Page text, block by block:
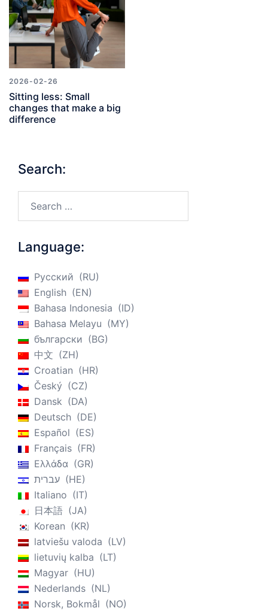
2026-02-26
Sitting less: Small
changes that make a big
difference
Search:
Language:
Русский
RU
English
EN
Bahasa Indonesia
ID
Bahasa Melayu
MY
български
BG
中文
ZH
Croatian
HR
Český
CZ
Dansk
DA
Deutsch
DE
Español
ES
Français
FR
Ελλάδα
GR
עברית
HE
Italiano
IT
日本語
JA
Korean
KR
latviešu valoda
LV
lietuvių kalba
LT
Magyar
HU
Nederlands
NL
Norsk, Bokmål
NO